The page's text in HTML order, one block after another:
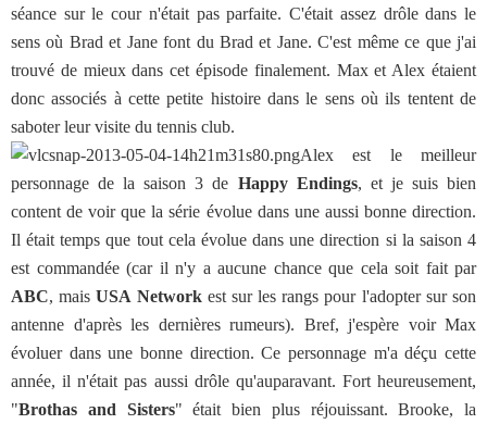
séance sur le cour n'était pas parfaite. C'était assez drôle dans le
sens où Brad et Jane font du Brad et Jane. C'est même ce que j'ai
trouvé de mieux dans cet épisode finalement. Max et Alex étaient
donc associés à cette petite histoire dans le sens où ils tentent de
saboter leur visite du tennis club.
Alex est le meilleur
personnage de la saison 3 de Happy Endings, et je suis bien
content de voir que la série évolue dans une aussi bonne direction.
Il était temps que tout cela évolue dans une direction si la saison 4
est commandée (car il n'y a aucune chance que cela soit fait par
ABC, maisUSA Networkest sur les rangs pour l'adopter sur son
antenne d'après les dernières rumeurs). Bref, j'espère voir Max
évoluer dans une bonne direction. Ce personnage m'a déçu cette
année, il n'était pas aussi drôle qu'auparavant. Fort heureusement,
"Brothas and Sisters" était bien plus réjouissant. Brooke, la